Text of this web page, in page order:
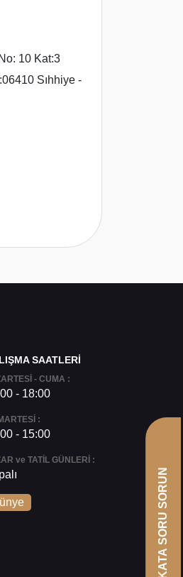
10 Kat:3
Sıhhiye -
SAATLERİ
- CUMA :
- 18:00
:
- 15:00
ve TATİL GÜNLERİ :
AVUKATA SORU SORUN